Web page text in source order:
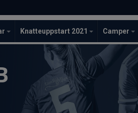
Knatteuppstart 2021 Camper